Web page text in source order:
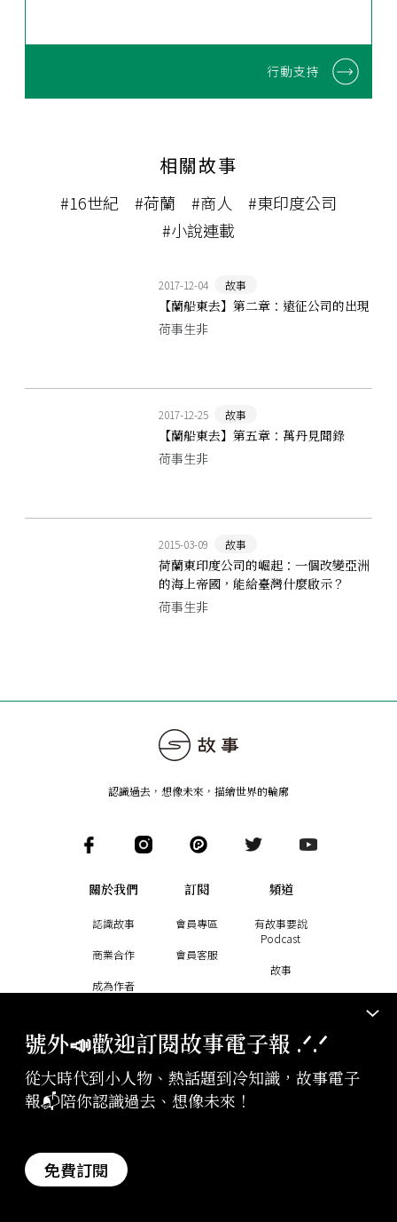
行動支持
相關故事
#16世紀 #荷蘭 #商人
#東印度公司
#小說連載
2017-12-04 故事
【蘭船東去】第二章：遠征公司的出現
荷事生非
2017-12-25 故事
【蘭船東去】第五章：萬丹見聞錄
荷事生非
2015-03-09 故事
荷蘭東印度公司的崛起：一個改變亞洲
的海上帝國，能給臺灣什麼啟示？
（上）
荷事生非
號外📣歡迎訂閱故事電子報 .ᐟ‪‪.ᐟ
從大時代到小人物、熱話題到冷知識，故事電子
報📬陪你認識過去、想像未來！
免費訂閱
認識過去，想像未來 ， 描繪世界的輪廓
關於我們
認識故事
商業合作
成為作者
訂閱
會員專區
會員客服
頻道
有故事要說
Podcast
故事
副刊
用故事讓你知曉世界大事 幫助故事創作更多好故事